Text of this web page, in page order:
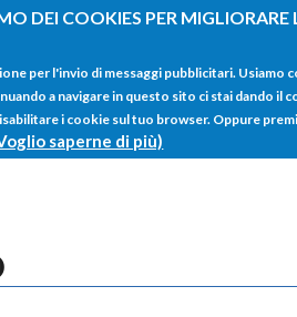
DEI COOKIES PER MIGLIORARE
per l'invio di messaggi pubblicitari. Usiamo
a navigare in questo sito ci stai dando il
i cookie sul tuo browser. Oppure
saperne di più)